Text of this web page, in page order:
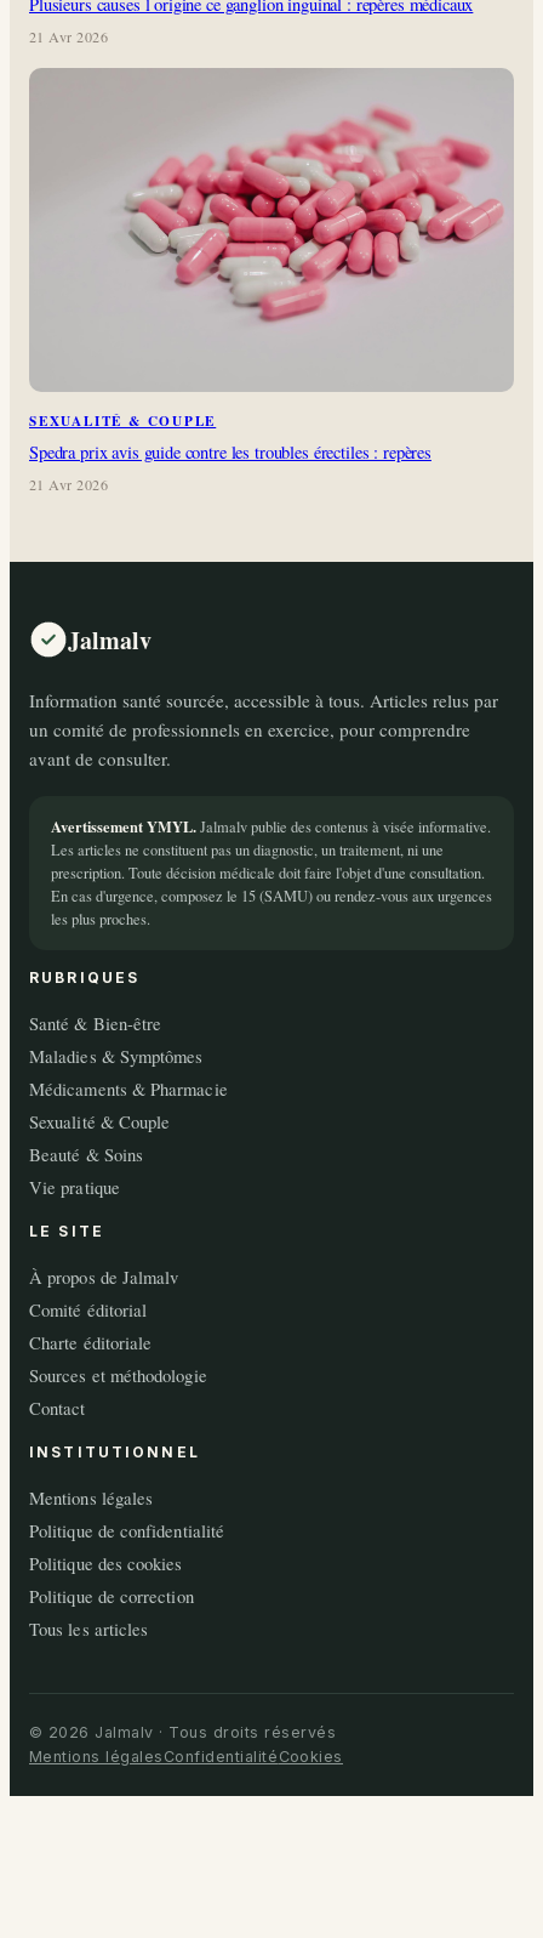
21 Avr 2026
SEXUALITÉ & COUPLE
Spedra prix avis guide contre les troubles érectiles : repères
21 Avr 2026
Jalmalv
Information santé sourcée, accessible à tous. Articles relus par
un comité de professionnels en exercice, pour comprendre
avant de consulter.
Avertissement YMYL.Jalmalv publie des contenus à visée informative.
Les articles ne constituent pas un diagnostic, un traitement, ni une
prescription. Toute décision médicale doit faire l'objet d'une consultation.
En cas d'urgence, composez le 15 (SAMU) ou rendez-vous aux urgences
les plus proches.
RUBRIQUES
Santé & Bien-être
Maladies & Symptômes
Médicaments & Pharmacie
Sexualité & Couple
Beauté & Soins
Vie pratique
LE SITE
À propos de Jalmalv
Comité éditorial
Charte éditoriale
Sources et méthodologie
Contact
INSTITUTIONNEL
Mentions légales
Politique de confidentialité
Politique des cookies
Politique de correction
Tous les articles
© 2026 Jalmalv · Tous droits réservés
Mentions légales Confidentialité Cookies